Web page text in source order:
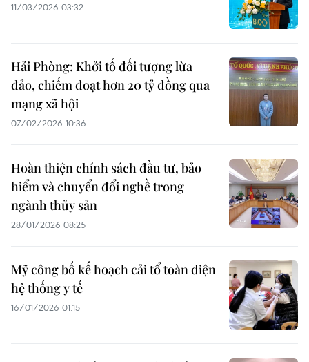
11/03/2026 03:32
Hải Phòng: Khởi tố đối tượng lừa
đảo, chiếm đoạt hơn 20 tỷ đồng qua
mạng xã hội
07/02/2026 10:36
Hoàn thiện chính sách đầu tư, bảo
hiểm và chuyển đổi nghề trong
ngành thủy sản
28/01/2026 08:25
Mỹ công bố kế hoạch cải tổ toàn diện
hệ thống y tế
16/01/2026 01:15